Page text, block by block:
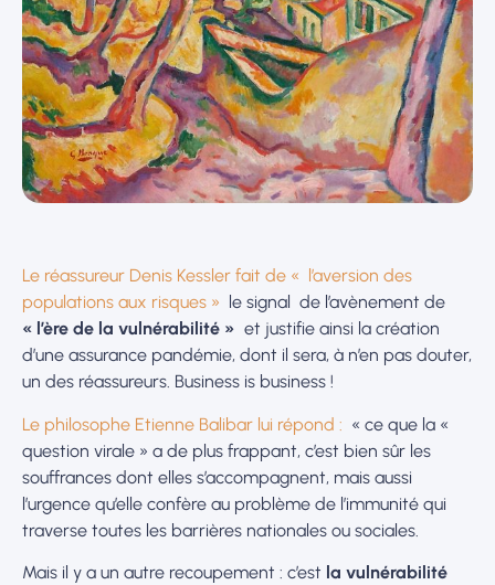
Le réassureur Denis Kessler fait de « l’aversion des
populations aux risques »
le signal de l’avènement de
« l’ère de la vulnérabilité » et justifie ainsi la création
d’une assurance pandémie, dont il sera, à n’en pas douter,
un des réassureurs. Business is business !
Le philosophe Etienne Balibar lui répond : « ce que la «
question virale » a de plus frappant, c’est bien sûr les
souffrances dont elles s’accompagnent, mais aussi
l’urgence qu’elle confère au problème de l’immunité qui
traverse toutes les barrières nationales ou sociales.
Mais il y a un autre recoupement : c’est la vulnérabilité